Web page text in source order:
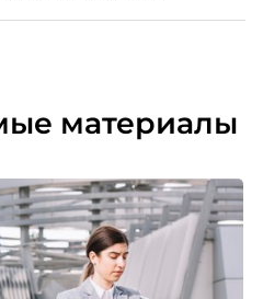
компенсаций как
развитию.
материалы